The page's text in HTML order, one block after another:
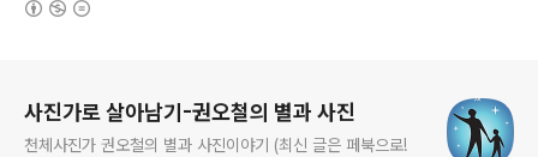
사진가로 살아남기-권오철의 별과 사진
천체사진가 권오철의 별과 사진이야기 (최신 글은 페북으로!